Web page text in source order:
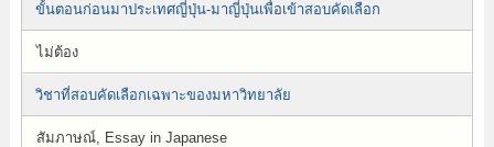
ขั้นตอนก่อนมาประเทศญี่ปุ่น-มาญี่ปุ่นเพื่อเข้าสอบคัดเลือก
ไม่ต้อง
วิชาที่สอบคัดเลือกเฉพาะของมหาวิทยาลัย
สัมภาษณ์, Essay in Japanese